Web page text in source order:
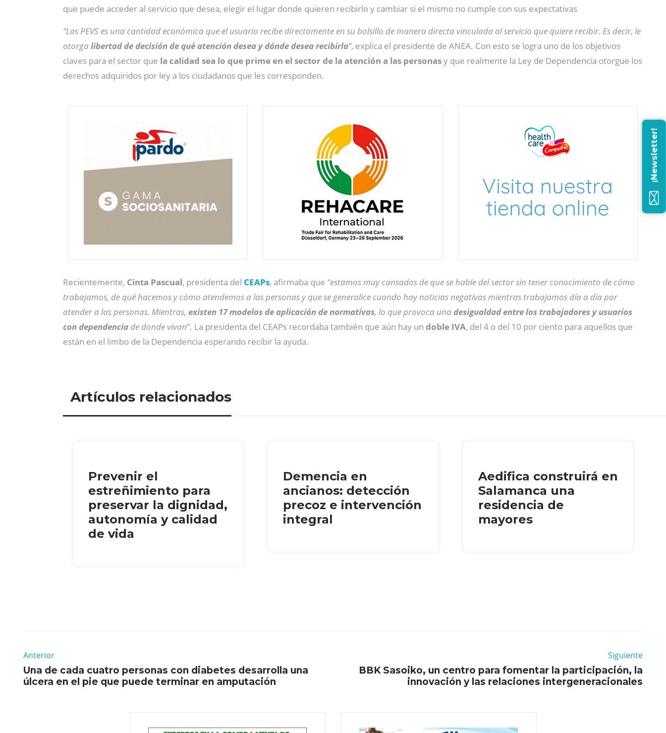
que puede acceder al servicio que desea, elegir el lugar donde quieren recibirlo y cambiar si el mismo no cumple con sus expectativas
“Las PEVS es una cantidad económica que el usuario recibe directamente en su bolsillo de manera directa vinculada al servicio que quiere recibir. Es decir, le
otorga libertad de decisión de qué atención desea y dónde desea recibirla”, explica el presidente de ANEA. Con esto se logra uno de los objetivos
claves para el sector que la calidad sea lo que prime en el sector de la atención a las personasy que realmente la Ley de Dependencia otorgue los
derechos adquiridos por ley a los ciudadanos que les corresponden.
Recientemente, Cinta Pascual, presidenta del CEAPs, afirmaba que “estamos muy cansados de que se hable del sector sin tener conocimiento de cómo
trabajamos, de qué hacemos y cómo atendemos a las personas y que se generalice cuando hay noticias negativas mientras trabajamos día a día por
atender a las personas. Mientras, existen 17 modelos de aplicación de normativas, lo que provoca una desigualdad entre los trabajadores y usuarios
con dependencia de donde vivan”. La presidenta del CEAPs recordaba también que aún hay un doble IVA, del 4 o del 10 por ciento para aquellos que
están en el limbo de la Dependencia esperando recibir la ayuda.
Artículos relacionados
Prevenir el
estreñimiento para
preservar la dignidad,
autonomía y calidad
de vida
Demencia en
ancianos: detección
precoz e intervención
integral
Aedifica construirá en
Salamanca una
residencia de
mayores
Anterior
Una de cada cuatro personas con diabetes desarrolla una
úlcera en el pie que puede terminar en amputación
Siguiente
BBK Sasoiko, un centro para fomentar la participación, la
innovación y las relaciones intergeneracionales
¡Newsletter!